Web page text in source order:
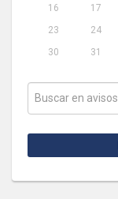
16
17
23
24
30
31